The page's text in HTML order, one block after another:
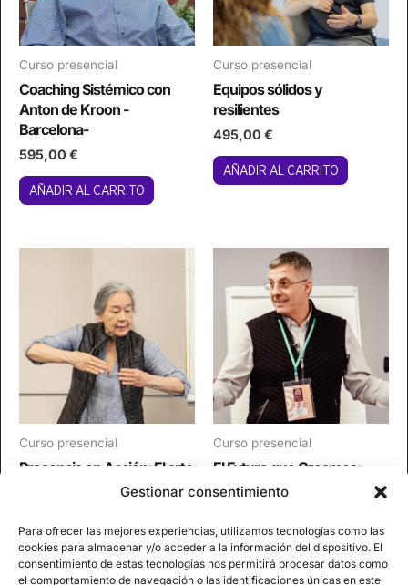
Gestionar consentimiento
Para ofrecer las mejores experiencias, utilizamos tecnologías como las
cookies para almacenar y/o acceder a la información del dispositivo. El
consentimiento de estas tecnologías nos permitirá procesar datos como
el comportamiento de navegación o las identificaciones únicas en este
Curso presencial
Coaching Sistémico con
Anton de Kroon -
Barcelona-
595,00 €
AÑADIR AL CARRITO
Curso presencial
Equipos sólidos y
resilientes
495,00 €
AÑADIR AL CARRITO
Curso presencial
Presencia en Acción: El arte
de moverse con
cambio
595,00€
Curso presencial
El Futuro que Creamos:
Intervenciones
Organizaciones en Cambio
495,00€